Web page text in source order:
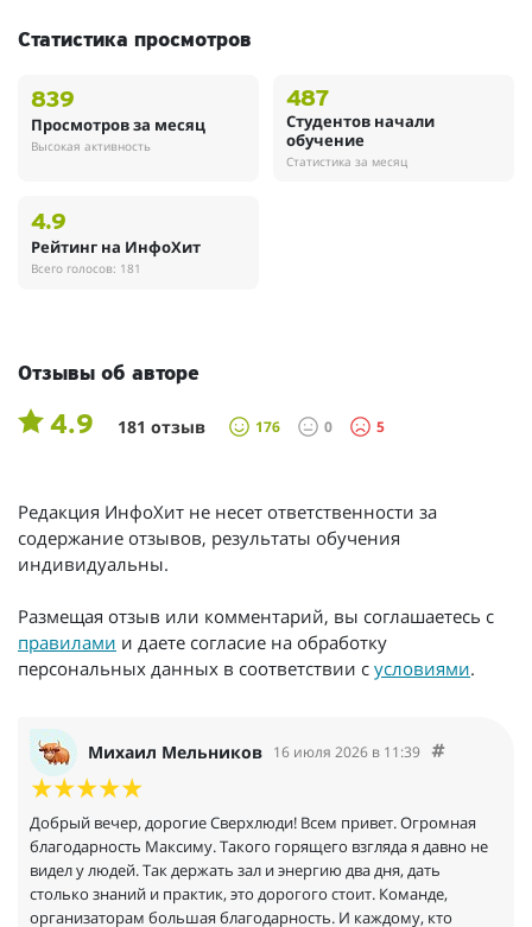
Статистика просмотров
839
Просмотров за месяц
Высокая активность
487
Студентов начали
обучение
Статистика за месяц
4.9
Рейтинг на ИнфоХит
Всего голосов: 181
Отзывы об авторе
4.9 181 отзыв 176 0 5
Редакция ИнфоХит не несет ответственности за
содержание отзывов, результаты обучения
индивидуальны.
Размещая отзыв или комментарий, вы соглашаетесь с
правилами и даете согласие на обработку
персональных данных в соответствии с условиями.
Михаил Мельников 16 июля 2026 в 11:39
Добрый вечер, дорогие Сверхлюди! Всем привет. Огромная
благодарность Максиму. Такого горящего взгляда я давно не
видел у людей. Так держать зал и энергию два дня, дать
столько знаний и практик, это дорогого стоит. Команде,
организаторам большая благодарность. И каждому, кто